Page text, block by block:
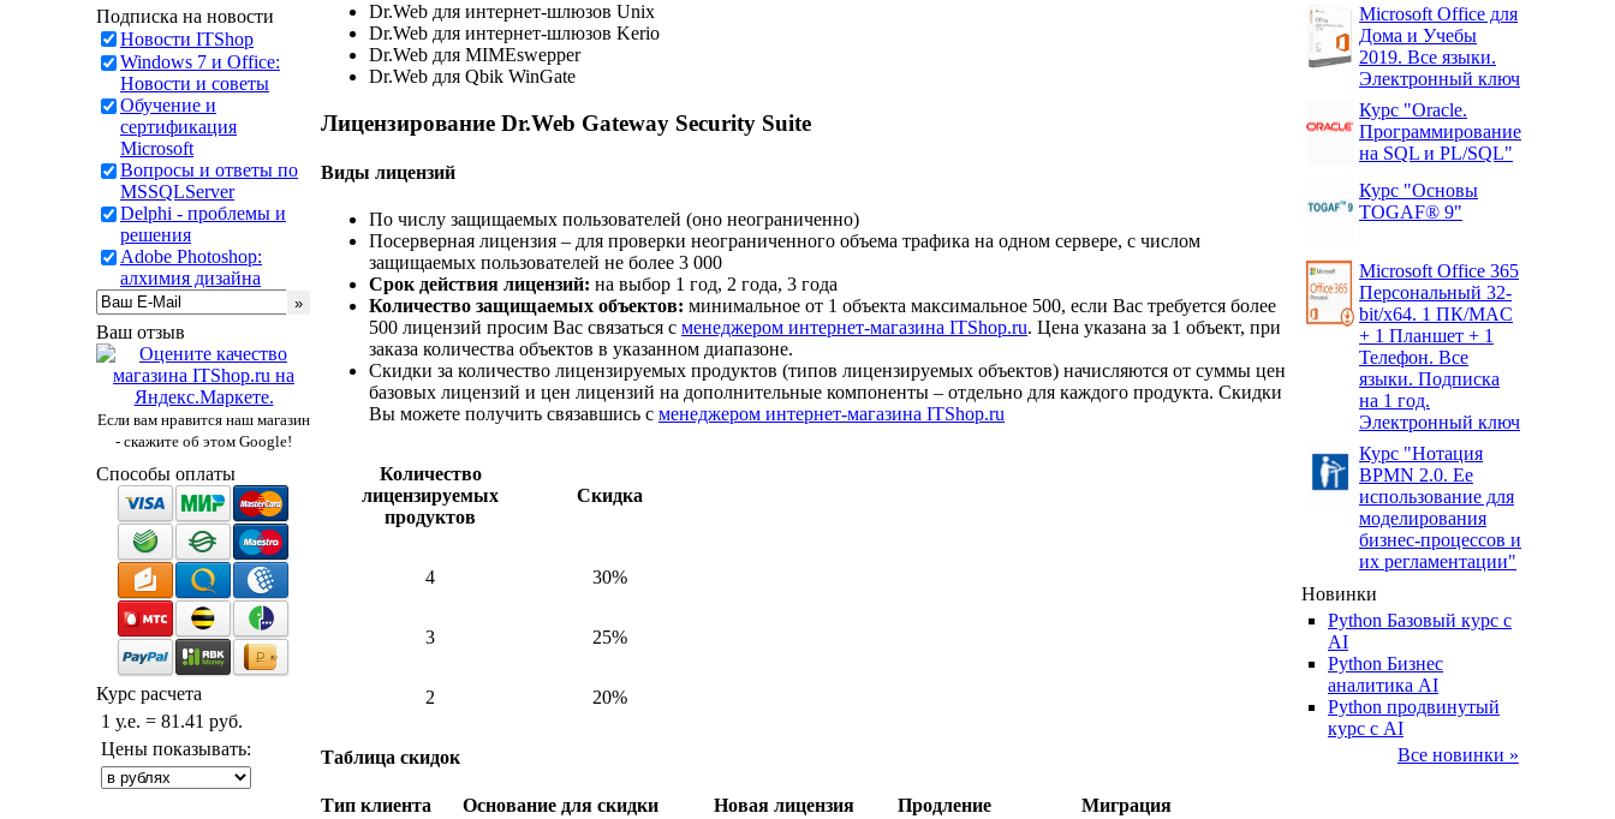
Подписка на новости
Новости ITShop
Windows 7 и Office:
Новости и советы
Обучение и
сертификация
Microsoft
Вопросы и ответы по
MSSQLServer
Delphi - проблемы и
решения
Adobe Photoshop:
алхимия дизайна
Ваш отзыв
Если вам нравится наш магазин
- скажите об этом Google!
Способы оплаты
Курс расчета
1 у.е. = 81.41 руб.
Цены показывать:
Dr.Web для интернет-шлюзов Unix
Dr.Web для интернет-шлюзов Kerio
Dr.Web для MIMEswepper
Dr.Web для Qbik WinGate
Лицензирование Dr.Web Gateway Security Suite
Виды лицензий
По числу защищаемых пользователей (оно неограниченно)
Посерверная лицензия – для проверки неограниченного объема трафика на одном сервере, с числом
защищаемых пользователей не более 3 000
Срок действия лицензий: на выбор 1 год, 2 года, 3 года
Количество защищаемых объектов: минимальное от 1 объекта максимальное 500, если Вас требуется более
500 лицензий просим Вас связаться с менеджером интернет-магазина ITShop.ru. Цена указана за 1 объект, при
заказа количества объектов в указанном диапазоне.
Скидки за количество лицензируемых продуктов (типов лицензируемых объектов) начисляются от суммы цен
базовых лицензий и цен лицензий на дополнительные компоненты – отдельно для каждого продукта. Скидки
Вы можете получить связавшись с менеджером интернет-магазина ITShop.ru
Количество
лицензируемых
продуктов
Скидка
4 30%
3 25%
2 20%
Таблица скидок
Тип клиента Основание для скидки Новая лицензия Продление
Миграция
Microsoft Office для
Дома и Учебы
2019. Все языки.
Электронный ключ
Курс "Oracle.
Программирование
на SQL и PL/SQL"
Курс "Основы
TOGAF® 9"
Microsoft Office 365
Персональный 32-
bit/x64. 1 ПК/MAC
+ 1 Планшет + 1
Телефон. Все
языки. Подписка
на 1 год.
Электронный ключ
Курс "Нотация
BPMN 2.0. Ее
использование для
моделирования
бизнес-процессов и
их регламентации"
Новинки
Python Базовый курс c
AI
Python Бизнес
аналитика AI
Python продвинутый
курс с AI
Все новинки »